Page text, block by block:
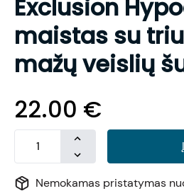
Exclusion
maistas su
mažų veislių
22.00 €
Nemokamas pristatymas